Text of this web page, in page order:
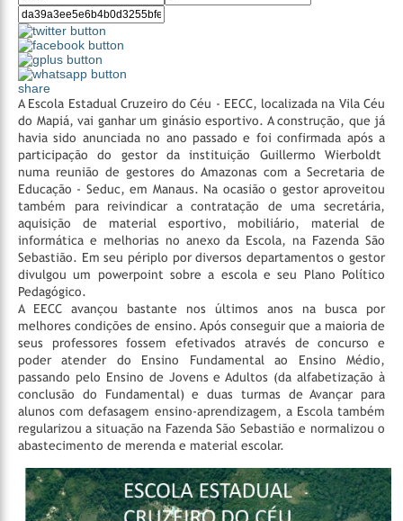
share
A Escola Estadual Cruzeiro do Céu - EECC, localizada na Vila Céu
do Mapiá, vai ganhar um ginásio esportivo. A construção, que já
havia sido anunciada no ano passado e foi confirmada após a
participação do gestor da instituição Guillermo Wierboldt
numa reunião de gestores do Amazonas com a Secretaria de
Educação - Seduc, em Manaus. Na ocasião o gestor aproveitou
também para reivindicar a contratação de uma secretária,
aquisição de material esportivo, mobiliário, material de
informática e melhorias no anexo da Escola, na Fazenda São
Sebastião. Em seu périplo por diversos departamentos o gestor
divulgou um powerpoint sobre a escola e seu Plano Político
Pedagógico.
A EECC avançou bastante nos últimos anos na busca por
melhores condições de ensino. Após conseguir que a maioria de
seus professores fossem efetivados através de concurso e
poder atender do Ensino Fundamental ao Ensino Médio,
passando pelo Ensino de Jovens e Adultos (da alfabetização à
conclusão do Fundamental) e duas turmas de Avançar para
alunos com defasagem ensino-aprendizagem, a Escola também
regularizou a situação na Fazenda São Sebastião e normalizou o
abastecimento de merenda e material escolar.